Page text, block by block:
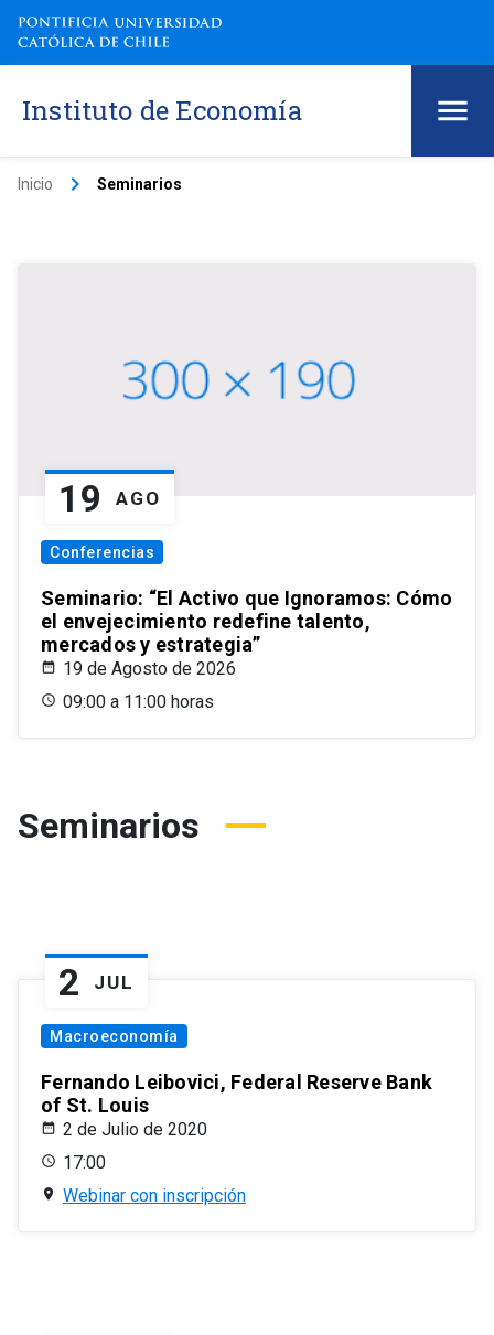
Instituto de Economía
Inicio keyboard_arrow_right Seminarios
19 AGO
Conferencias
Seminario: “El Activo que Ignoramos: Cómo
el envejecimiento redefine talento,
mercados y estrategia”
19 de Agosto de 2026
09:00 a 11:00 horas
Seminarios
2 JUL
Macroeconomía
Fernando Leibovici, Federal Reserve Bank
of St. Louis
2 de Julio de 2020
17:00
Webinar con inscripción